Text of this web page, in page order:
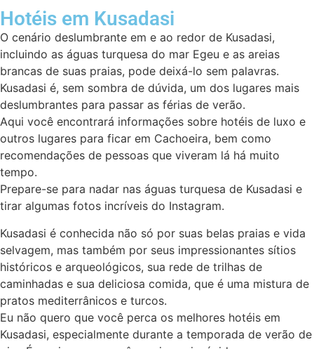
Hotéis em Kusadasi
O cenário deslumbrante em e ao redor de Kusadasi,
incluindo as águas turquesa do mar Egeu e as areias
brancas de suas praias, pode deixá-lo sem palavras.
Kusadasi é, sem sombra de dúvida, um dos lugares mais
deslumbrantes para passar as férias de verão.
Aqui você encontrará informações sobre hotéis de luxo e
outros lugares para ficar em Cachoeira, bem como
recomendações de pessoas que viveram lá há muito
tempo.
Prepare-se para nadar nas águas turquesa de Kusadasi e
tirar algumas fotos incríveis do Instagram.
Kusadasi é conhecida não só por suas belas praias e vida
selvagem, mas também por seus impressionantes sítios
históricos e arqueológicos, sua rede de trilhas de
caminhadas e sua deliciosa comida, que é uma mistura de
pratos mediterrânicos e turcos.
Eu não quero que você perca os melhores hotéis em
Kusadasi, especialmente durante a temporada de verão de